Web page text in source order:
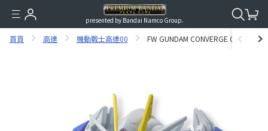
presented by Bandai Namco Group.
首頁 高達 機動戰士高達00 FW GUNDAM CONVERGE CORE